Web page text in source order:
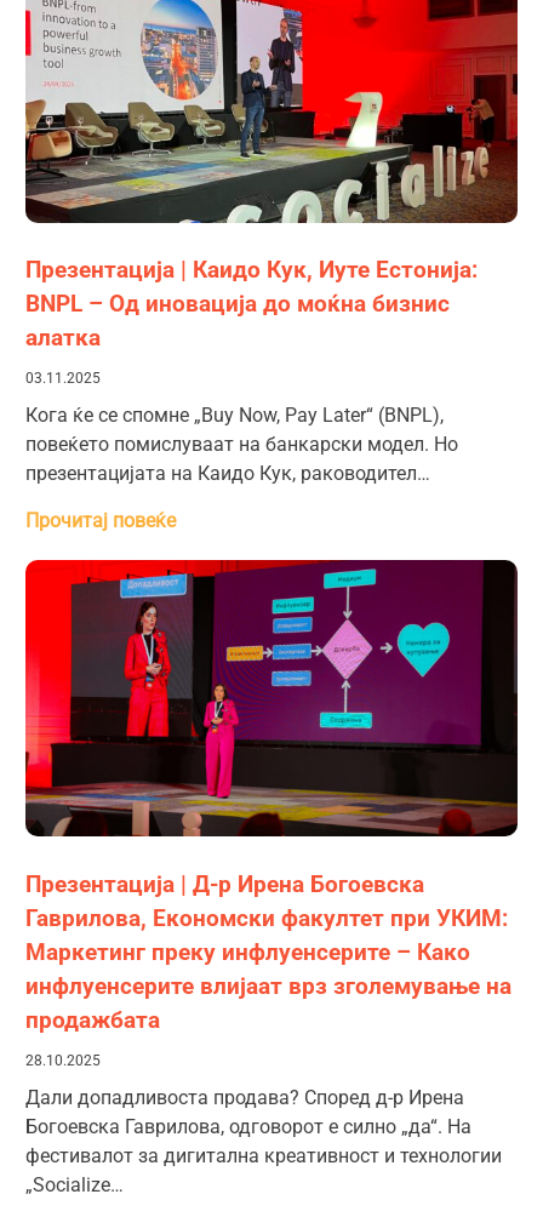
Презентација | Каидо Кук, Иуте Естонија:
BNPL – Од иновација до моќна бизнис
алатка
03.11.2025
Кога ќе се спомне „Buy Now, Pay Later“ (BNPL),
повеќето помислуваат на банкарски модел. Но
презентацијата на Каидо Кук, раководител…
Прочитај повеќе
Презентација | Д-р Ирена Богоевска
Гаврилова, Економски факултет при УКИМ:
Маркетинг преку инфлуенсерите – Како
инфлуенсерите влијаат врз зголемување на
продажбата
28.10.2025
Дали допадливоста продава? Според д-р Ирена
Богоевска Гаврилова, одговорот е силно „да“. На
фестивалот за дигитална креативност и технологии
„Socialize…